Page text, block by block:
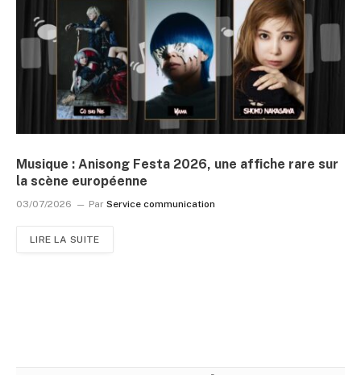
Musique : Anisong Festa 2026, une affiche rare sur
la scène européenne
03/07/2026 Par Service communication
LIRE LA SUITE